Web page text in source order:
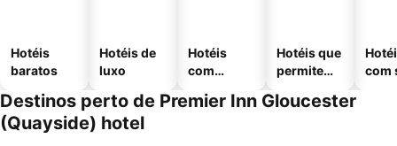
Hotéis
baratos
Hotéis de
luxo
Hotéis
com
Hotéis que
permitem
com
Destinos perto de Premier Inn Gloucester
(Quayside) hotel